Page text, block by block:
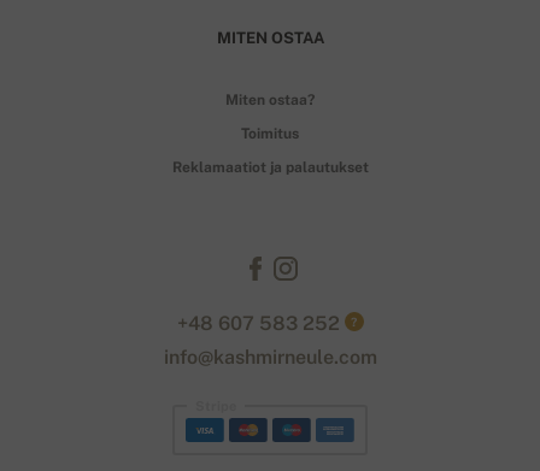
MITEN OSTAA
Miten ostaa?
Toimitus
Reklamaatiot ja palautukset
+48 607 583 252 ?
info@kashmirneule.com